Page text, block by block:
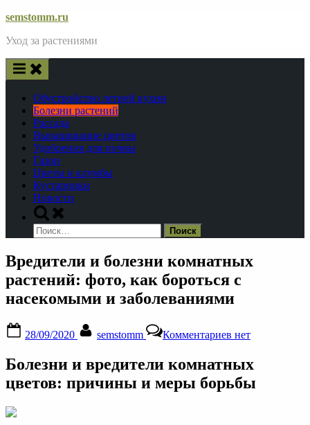
Skip
content
semstomm.ru
Уход за растениями
Обустройство летней кухни
Болезни растений
Рассада
Выращивание цветов
Удобрения для почвы
Газон
Цветы и клумбы
Кустарники
Новости
Toggle
search
form
Найти:
Вредители и болезни комнатных
растений: фото, как бороться с
насекомыми и заболеваниями
on
28/09/2020 semstomm Комментариевзаписи
и
болезни
комнатных
нет
Болезни и вредители комнатных
цветов: причины и меры борьбы